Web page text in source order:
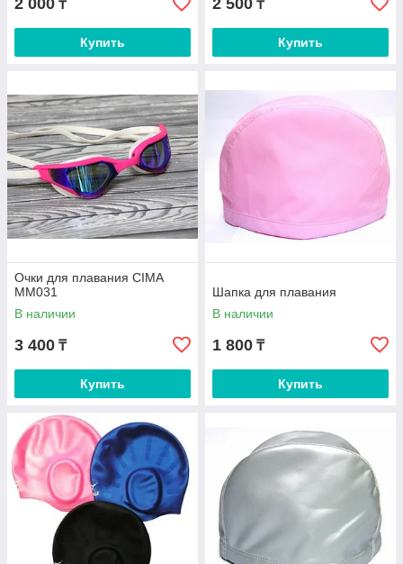
2 000 ₸
Купить
2 500 ₸
Купить
Очки для плавания CIMA
ММ031
В наличии
3 400 ₸
Купить
Шапка для плавания
В наличии
1 800 ₸
Купить